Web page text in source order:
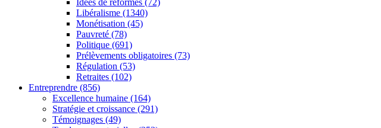
Idées de réformes (72)
Libéralisme (1340)
Monétisation (45)
Pauvreté (78)
Politique (691)
Prélèvements obligatoires (73)
Régulation (53)
Retraites (102)
Entreprendre (856)
Excellence humaine (164)
Stratégie et croissance (291)
Témoignages (49)